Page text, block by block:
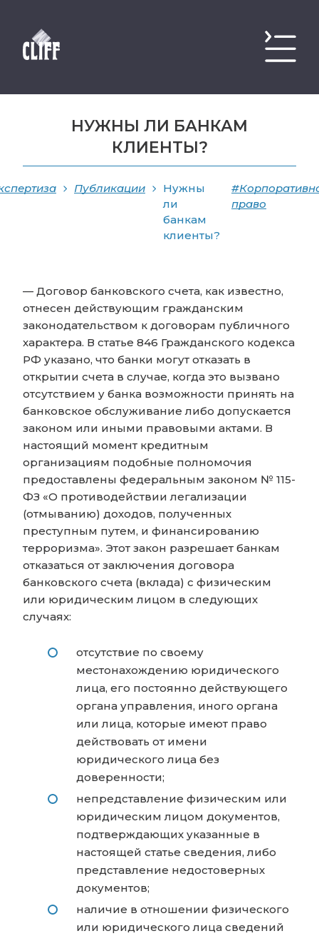
НУЖНЫ ЛИ БАНКАМ
КЛИЕНТЫ?
Публикации
Нужны
ли
банкам
клиенты?
право
— Договор банковского счета, как известно,
отнесен действующим гражданским
законодательством к договорам публичного
характера. В статье 846 Гражданского кодекса
РФ указано, что банки могут отказать в
открытии счета в случае, когда это вызвано
отсутствием у банка возможности принять на
банковское обслуживание либо допускается
законом или иными правовыми актами. В
настоящий момент кредитным
организациям подобные полномочия
предоставлены федеральным законом № 115-
ФЗ «О противодействии легализации
(отмыванию) доходов, полученных
преступным путем, и финансированию
терроризма». Этот закон разрешает банкам
отказаться от заключения договора
банковского счета (вклада) с физическим
или юридическим лицом в следующих
случаях:
отсутствие по своему
местонахождению юридического
лица, его постоянно действующего
органа управления, иного органа
или лица, которые имеют право
действовать от имени
юридического лица без
доверенности;
непредставление физическим или
юридическим лицом документов,
подтверждающих указанные в
настоящей статье сведения, либо
представление недостоверных
документов;
наличие в отношении физического
или юридического лица сведений